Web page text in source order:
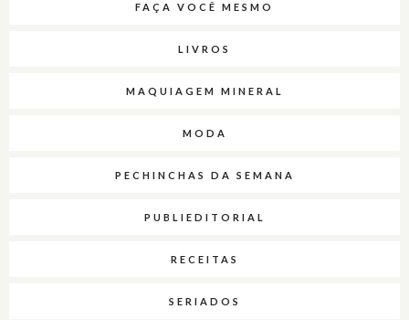
FAÇA VOCÊ MESMO
LIVROS
MAQUIAGEM MINERAL
MODA
PECHINCHAS DA SEMANA
PUBLIEDITORIAL
RECEITAS
SERIADOS